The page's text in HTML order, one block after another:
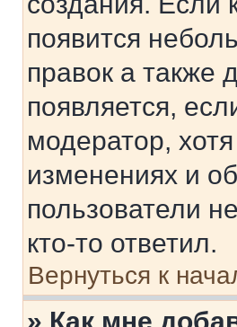
появится
правок а также
появляется,
модератор,
изменениях и
пользователи
кто-то ответил.
Вернуться к